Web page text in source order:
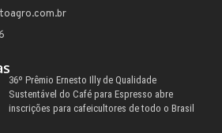
36º Prêmio Ernesto Illy de Qualidade
Sustentável do Café para Espresso abre
inscrições para cafeicultores de todo o Brasil